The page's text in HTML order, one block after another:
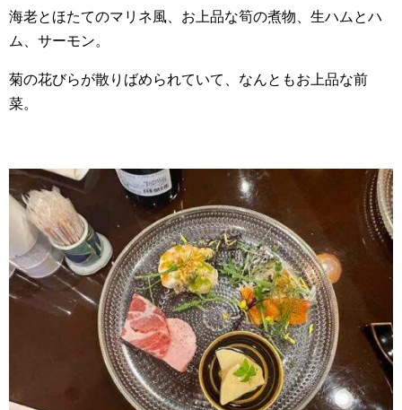
海老とほたてのマリネ風、お上品な筍の煮物、生ハムとハ
ム、サーモン。
菊の花びらが散りばめられていて、なんともお上品な前
菜。